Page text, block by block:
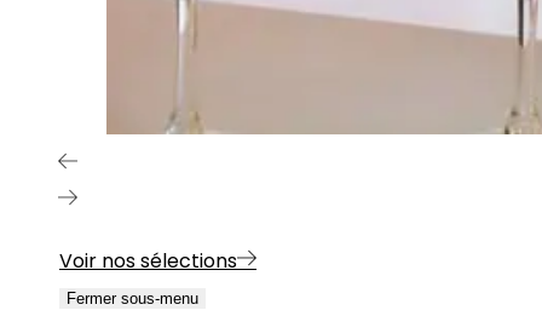
Voir nos sélections
Fermer sous-menu